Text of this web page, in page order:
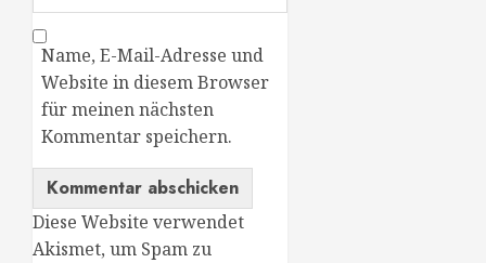
Name, E-Mail-Adresse und
Website in diesem Browser
für meinen nächsten
Kommentar speichern.
Diese Website verwendet
Akismet, um Spam zu